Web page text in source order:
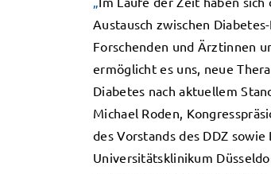
Austausch zwischen
Forschenden und Ärztinnen
ermöglicht es uns, neue
Diabetes nach aktuellem
Michael Roden,
des Vorstands des DDZ
Universitätsklinikum